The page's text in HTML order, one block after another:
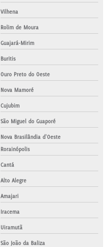
Vilhena
Rolim de Moura
Guajará-Mirim
Buritis
Ouro Preto do Oeste
Nova Mamoré
Cujubim
São Miguel do Guaporé
Nova Brasilândia d'Oeste
Rorainópolis
Cantá
Alto Alegre
Amajari
Iracema
Uiramutã
São João da Baliza